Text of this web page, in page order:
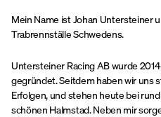
Mein Name ist Johan Untersteiner
Trabrennställe Schwedens.
Untersteiner Racing AB wurde
gegründet. Seitdem haben wir uns
Erfolgen, und stehen heute bei
schönen Halmstad. Neben mir